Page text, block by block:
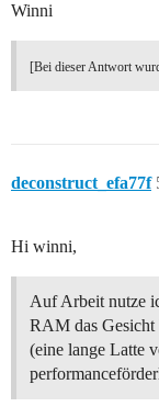
Winni
[Bei dieser Antwort
deconstruct_efa77f
Hi winni,
Auf Arbeit nutze
RAM das Gesicht
(eine lange Latte